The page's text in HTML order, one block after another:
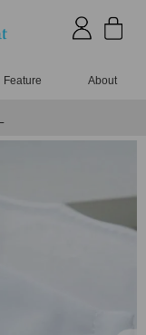
Feature About